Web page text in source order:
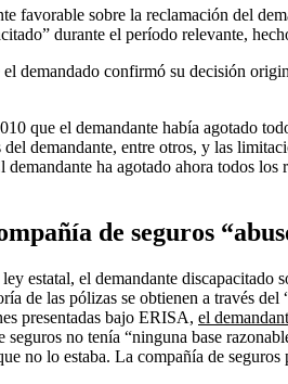
favorable sobre la reclamación del
durante el período relevante,
demandado confirmó su decisión
que el demandante había agotado
demandante, entre otros, y las
ha agotado ahora todos
de seguros
estatal, el demandante
de las pólizas se obtienen a través
presentadas bajo ERISA, el
seguros no tenía “ninguna base
no lo estaba. La compañía de